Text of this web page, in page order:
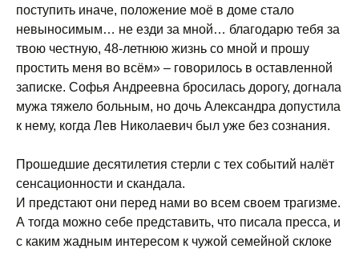
поступить иначе, положение моё в доме стало
невыносимым… не езди за мной… благодарю тебя за
твою честную, 48-летнюю жизнь со мной и прошу
простить меня во всём» – говорилось в оставленной
записке. Софья Андреевна бросилась дорогу, догнала
мужа тяжело больным, но дочь Александра допустила
к нему, когда Лев Николаевич был уже без сознания.
Прошедшие десятилетия стерли с тех событий налёт
сенсационности и скандала.
И предстают они перед нами во всем своем трагизме.
А тогда можно себе представить, что писала пресса, и
с каким жадным интересом к чужой семейной склоке